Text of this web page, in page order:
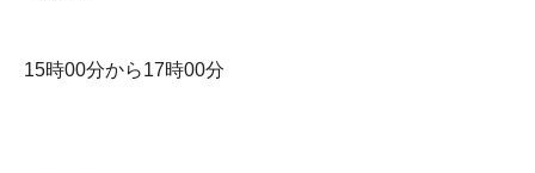
15時00分から17時00分